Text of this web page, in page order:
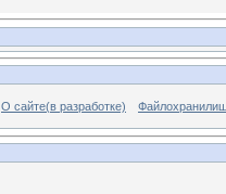
О сайте(в разработке)